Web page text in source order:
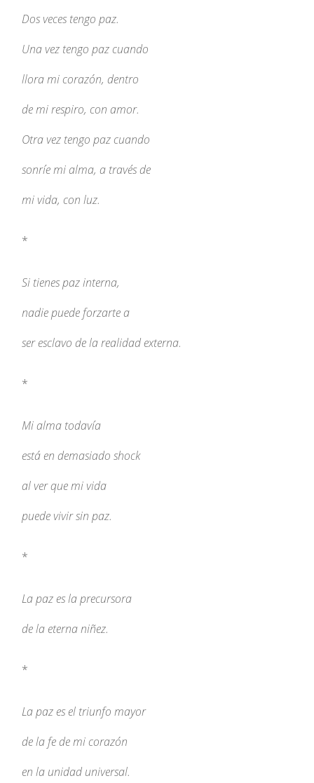
Dos veces tengo paz.
Una vez tengo paz cuando
llora mi corazón, dentro
de mi respiro, con amor.
Otra vez tengo paz cuando
sonríe mi alma, a través de
mi vida, con luz.
*
Si tienes paz interna,
nadie puede forzarte a
ser esclavo de la realidad externa.
*
Mi alma todavía
está en demasiado shock
al ver que mi vida
puede vivir sin paz.
*
La paz es la precursora
de la eterna niñez.
*
La paz es el triunfo mayor
de la fe de mi corazón
en la unidad universal.